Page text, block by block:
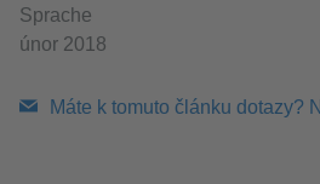
Sprache
únor 2018
Máte k tomuto článku dotazy?